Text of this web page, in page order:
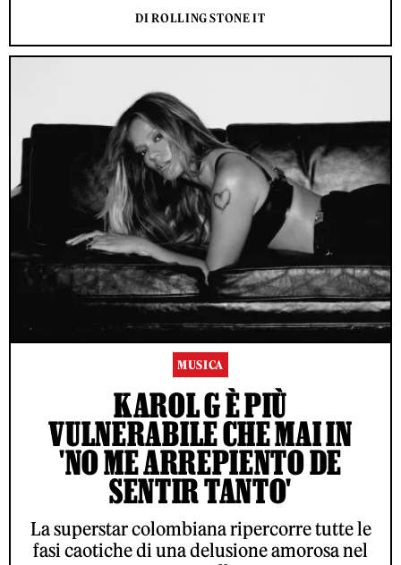
DI ROLLING STONE IT
MUSICA
KAROL G È PIÙ
VULNERABILE CHE MAI IN
'NO ME ARREPIENTO DE
SENTIR TANTO'
La superstar colombiana ripercorre tutte le
fasi caotiche di una delusione amorosa nel